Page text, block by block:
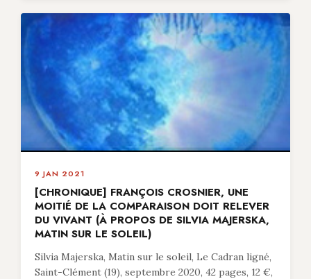
9 JAN 2021
[CHRONIQUE] FRANÇOIS CROSNIER, UNE
MOITIÉ DE LA COMPARAISON DOIT RELEVER
DU VIVANT (À PROPOS DE SILVIA MAJERSKA,
MATIN SUR LE SOLEIL)
Silvia Majerska, Matin sur le soleil, Le Cadran ligné,
Saint-Clément (19), septembre 2020, 42 pages, 12 €,